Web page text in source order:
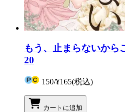
もう、止まらないから
20
150/¥165(税込)
カートに追加